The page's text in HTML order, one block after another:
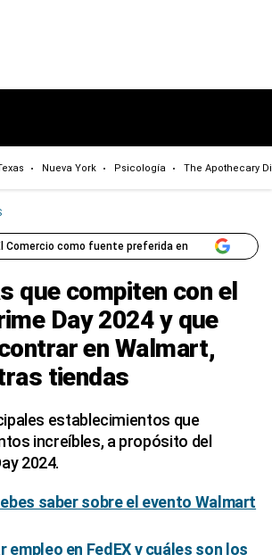
Nueva York Psicología The Apothecary
Comercio como fuente preferida en
que compiten con el
Day 2024 y que
en Walmart,
tiendas
establecimientos que
increíbles, a propósito del
2024.
saber sobre el evento Walmart
empleo en FedEX y cuáles son los